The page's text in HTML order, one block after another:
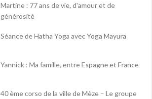
Martine : 77 ans de vie, d'amour et de
générosité
Séance de Hatha Yoga avec Yoga Mayura
Yannick : Ma famille, entre Espagne et France
40 ème corso de la ville de Mèze – Le groupe